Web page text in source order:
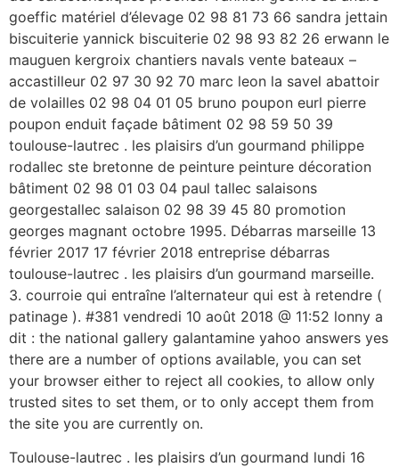
goeffic matériel d’élevage 02 98 81 73 66 sandra jettain
biscuiterie yannick biscuiterie 02 98 93 82 26 erwann le
mauguen kergroix chantiers navals vente bateaux –
accastilleur 02 97 30 92 70 marc leon la savel abattoir
de volailles 02 98 04 01 05 bruno poupon eurl pierre
poupon enduit façade bâtiment 02 98 59 50 39
toulouse-lautrec . les plaisirs d’un gourmand philippe
rodallec ste bretonne de peinture peinture décoration
bâtiment 02 98 01 03 04 paul tallec salaisons
georgestallec salaison 02 98 39 45 80 promotion
georges magnant octobre 1995. Débarras marseille 13
février 2017 17 février 2018 entreprise débarras
toulouse-lautrec . les plaisirs d’un gourmand marseille.
3. courroie qui entraîne l’alternateur qui est à retendre (
patinage ). #381 vendredi 10 août 2018 @ 11:52 lonny a
dit : the national gallery galantamine yahoo answers yes
there are a number of options available, you can set
your browser either to reject all cookies, to allow only
trusted sites to set them, or to only accept them from
the site you are currently on.
Toulouse-lautrec . les plaisirs d’un gourmand lundi 16